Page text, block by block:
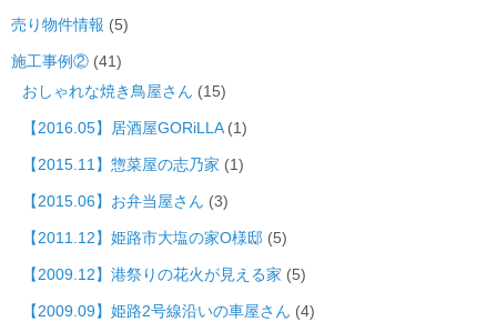
売り物件情報 (5)
施工事例② (41)
おしゃれな焼き鳥屋さん (15)
【2016.05】居酒屋GORiLLA(1)
【2015.11】惣菜屋の志乃家 (1)
【2015.06】お弁当屋さん (3)
【2011.12】姫路市大塩の家O様邸 (5)
【2009.12】港祭りの花火が見える家 (5)
【2009.09】姫路2号線沿いの車屋さん (4)